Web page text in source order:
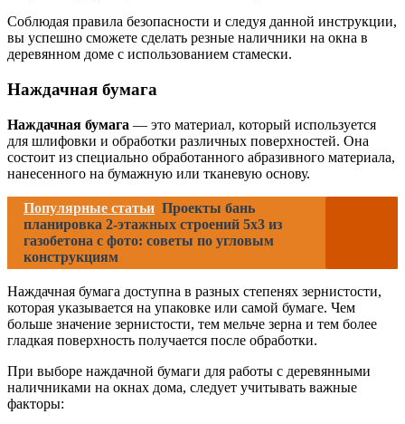
Соблюдая правила безопасности и следуя данной инструкции,
вы успешно сможете сделать резные наличники на окна в
деревянном доме с использованием стамески.
Наждачная бумага
Наждачная бумага — это материал, который используется
для шлифовки и обработки различных поверхностей. Она
состоит из специально обработанного абразивного материала,
нанесенного на бумажную или тканевую основу.
Популярные статьи Проекты бань
планировка 2-этажных строений 5х3 из
газобетона с фото: советы по угловым
конструкциям
Наждачная бумага доступна в разных степенях зернистости,
которая указывается на упаковке или самой бумаге. Чем
больше значение зернистости, тем мельче зерна и тем более
гладкая поверхность получается после обработки.
При выборе наждачной бумаги для работы с деревянными
наличниками на окнах дома, следует учитывать важные
факторы: